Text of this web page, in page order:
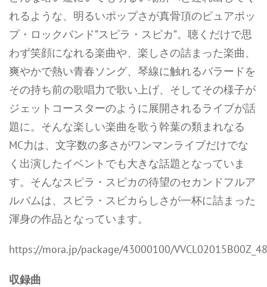
れるような、明るいポップさが真骨頂のピュアポッ
プ・ロックバンド”スピラ・スピカ”。聴くだけで思
わず笑顔になれる楽曲や、楽しさの詰まった楽曲、
爽やかで熱い青春ソング、琴線に触れるバラードを
その持ち前の歌唱力で歌い上げ、そしてその様子が
ジェットコースターのように展開されるライブが話
題に。そんな楽しい楽曲を歌う幹葉の類まれなる
MC力は、文字数の多さがワンマンライブだけでな
く出演したイベントでも大きな話題となっていま
す。そんなスピラ・スピカの待望のセカンドフルア
ルバムは、スピラ・スピカらしさが一杯に詰まった
渾身の作品となっています。
https://mora.jp/package/43000100/
収録曲